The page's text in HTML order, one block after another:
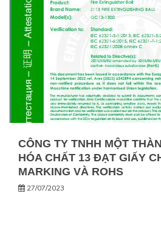
CÔNG TY TNHH MỘT
HÓA CHẤT 13 ĐẠT GIẤY
MARKING VÀ ROHS
27/07/2023